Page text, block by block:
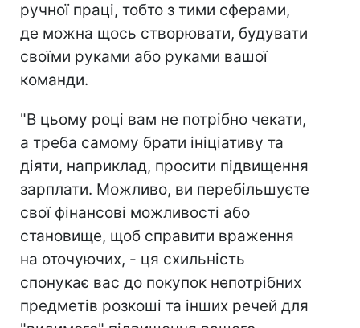
ручної праці, тобто з тими сферами,
де можна щось створювати, будувати
своїми руками або руками вашої
команди.
"В цьому році вам не потрібно чекати,
а треба самому брати ініціативу та
діяти, наприклад, просити підвищення
зарплати. Можливо, ви перебільшуєте
свої фінансові можливості або
становище, щоб справити враження
на оточуючих, - ця схильність
спонукає вас до покупок непотрібних
предметів розкоші та інших речей для